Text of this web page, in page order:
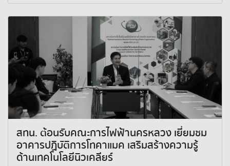
สทน. ต้อนรับคณะการไฟฟ้านครหลวง เยี่ยมชม
อาคารปฏิบัติการโทคาแมค เสริมสร้างความรู้
ด้านเทคโนโลยีนิวเคลียร์